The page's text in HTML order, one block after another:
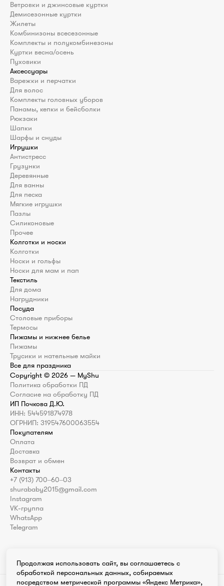
Ветровки и джинсовые куртки
Демисезонные куртки
Жилеты
Комбинизоны всесезонные
Комплекты и полукомбинезоны
Куртки весна/осень
Пуховики
Аксессуары
Варежки и перчатки
Для волос
Комплекты головных уборов
Панамы, кепки и бейсболки
Рюкзаки
Шапки
Шарфы и снуды
Игрушки
Антистресс
Грузунки
Деревянные
Для ванны
Для песка
Мягкие игрушки
Пазлы
Силиконовые
Прочее
Колготки и носки
Колготки
Носки и гольфы
Носки для мам и пап
Текстиль
Для дома
Нагрудники
Посуда
Столовые приборы
Термосы
Пижамы и нижнее белье
Пижамы
Трусики и нательные майки
Все для праздника
Copyright © 2026 — MyShu
Политика обработки ПД
Согласие на обработку ПД
ИП Почкова Д.Ю.
ИНН: 544591874978
ОГРНИП: 319547600063554
Покупателям
Оплата
Доставка
Возврат и обмен
Контакты
+7 (913) 700‒60‒03
shurababy2015@gmail.com
Instagram
VK-группа
WhatsApp
Telegram
Продолжая использовать сайт, вы соглашаетесь с
обработкой персональных данных, собираемых
посредством метрической программы «Яндекс Метрика»,